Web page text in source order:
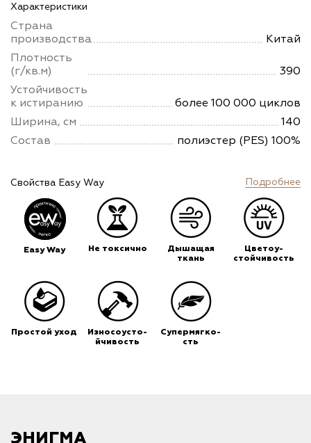
Характеристики
Страна
производства
Китай
Плотность
(г/кв.м)
390
Устойчивость
к истиранию
более 100 000 циклов
Ширина, см
140
Состав
полиэстер (PES) 100%
Свойства Easy Way Подробнее
Easy Way Не токсично
Дышащая
ткань
Цветоу-
стойчивость
Простой уход
Износоусто-
йчивость
Супермягко-
сть
ЭНИГМА